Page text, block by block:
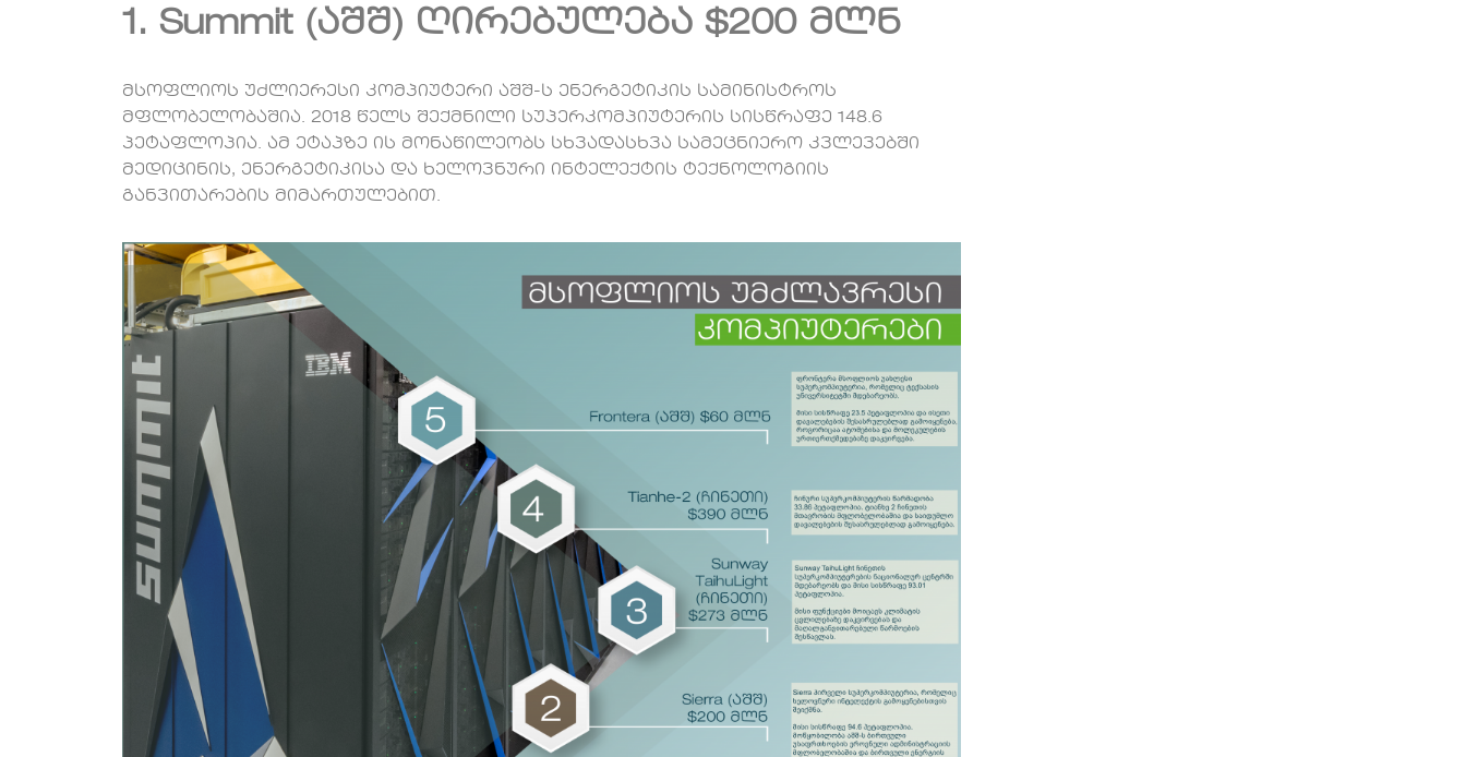
1. Summit (აშშ) ღირებულება $200 მლნ
მსოფლიოს უძლიერესი კომპიუტერი აშშ-ს ენერგეტიკის სამინისტროს
მფლობელობაშია. 2018 წელს შექმნილი სუპერკომპიუტერის სისწრაფე 148.6
პეტაფლოპია. ამ ეტაპზე ის მონაწილეობს სხვადასხვა სამეცნიერო კვლევებში
მედიცინის, ენერგეტიკისა და ხელოვნური ინტელექტის ტექნოლოგიის
განვითარების მიმართულებით.